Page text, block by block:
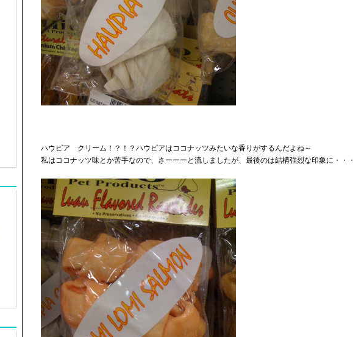
ハウピア クリーム！？！？ハウピアはココナッツみたいな香りがするんだよね～
私はココナッツ味とか苦手なので、さーーーと流しましたが、最後のは結構強烈な印象に・・・